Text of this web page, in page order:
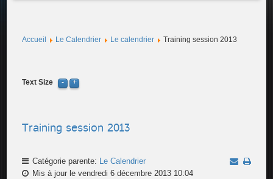
Accueil Le Calendrier Le calendrier Training session 2013
Text Size
Training session 2013
Catégorie parente: Le Calendrier
Mis à jour le vendredi 6 décembre 2013 10:04